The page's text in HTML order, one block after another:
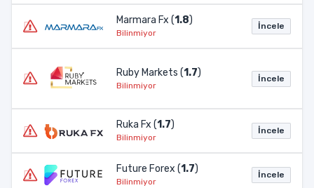
Marmara Fx (1.8)
Bilinmiyor
İncele
Ruby Markets (1.7)
Bilinmiyor
İncele
Ruka Fx (1.7)
Bilinmiyor
İncele
Future Forex (1.7)
Bilinmiyor
İncele